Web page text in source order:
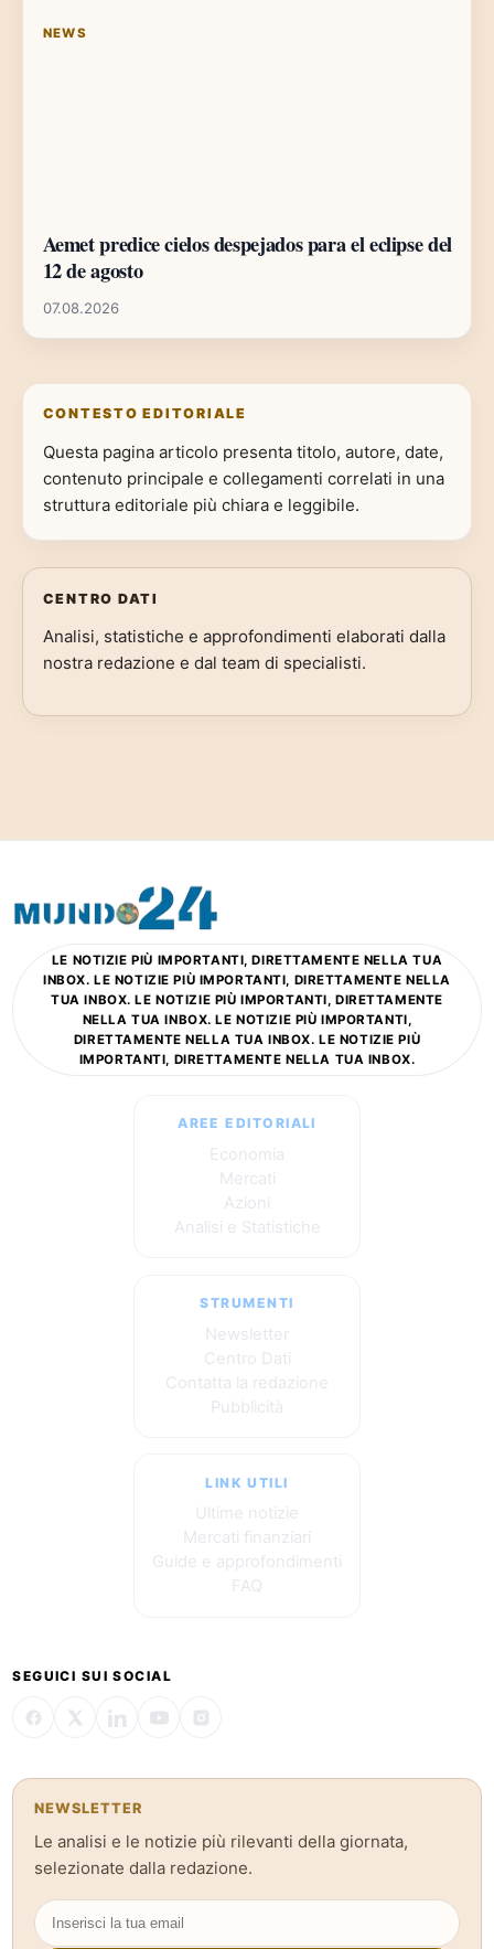
NEWS
Aemet predice cielos despejados para el eclipse del
12 de agosto
07.08.2026
CONTESTO EDITORIALE
Questa pagina articolo presenta titolo, autore, date,
contenuto principale e collegamenti correlati in una
struttura editoriale più chiara e leggibile.
CENTRO DATI
Analisi, statistiche e approfondimenti elaborati dalla
nostra redazione e dal team di specialisti.
LE NOTIZIE PIÙ IMPORTANTI, DIRETTAMENTE NELLA TUA
INBOX. LE NOTIZIE PIÙ IMPORTANTI, DIRETTAMENTE NELLA
TUA INBOX. LE NOTIZIE PIÙ IMPORTANTI, DIRETTAMENTE
NELLA TUA INBOX. LE NOTIZIE PIÙ IMPORTANTI,
DIRETTAMENTE NELLA TUA INBOX. LE NOTIZIE PIÙ
IMPORTANTI, DIRETTAMENTE NELLA TUA INBOX.
AREE EDITORIALI
Economia
Mercati
Azioni
Analisi e Statistiche
STRUMENTI
Newsletter
Centro Dati
Contatta la redazione
Pubblicità
LINK UTILI
Ultime notizie
Mercati finanziari
Guide e approfondimenti
FAQ
SEGUICI SUI SOCIAL
NEWSLETTER
Le analisi e le notizie più rilevanti della giornata,
selezionate dalla redazione.